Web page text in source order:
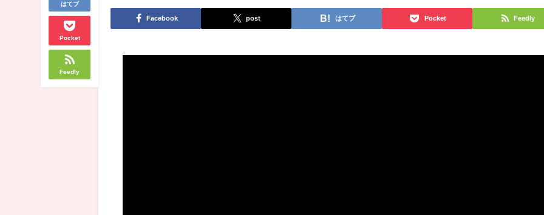
はてブ
Pocket
Feedly
Facebook post はてブ Pocket Feedly